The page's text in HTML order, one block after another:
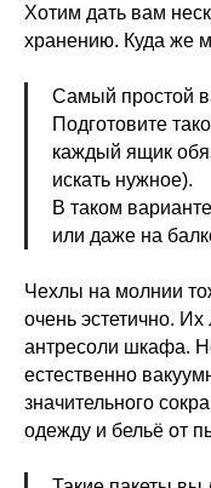
Хотим дать вам
хранению. Куда же
Самый простой
Подготовите
каждый ящик
искать нужное).
В таком
или даже на
Чехлы на молнии
очень эстетично.
антресоли шкафа.
естественно
значительного
одежду и бельё от